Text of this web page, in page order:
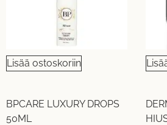
Lisää ostoskoriin
BPCARE LUXURY DROPS
50ML